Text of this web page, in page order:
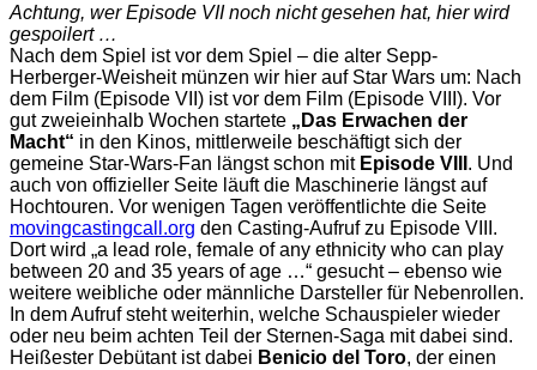
Achtung, wer Episode VII noch nicht gesehen hat, hier wird
gespoilert …
Nach dem Spiel ist vor dem Spiel – die alter Sepp-
Herberger-Weisheit münzen wir hier auf Star Wars um: Nach
dem Film (Episode VII) ist vor dem Film (Episode VIII). Vor
gut zweieinhalb Wochen startete „Das Erwachen der
Macht“ in den Kinos, mittlerweile beschäftigt sich der
gemeine Star-Wars-Fan längst schon mit Episode VIII . Und
auch von offizieller Seite läuft die Maschinerie längst auf
Hochtouren. Vor wenigen Tagen veröffentlichte die Seite
movingcastingcall.org den Casting-Aufruf zu Episode VIII.
Dort wird „a lead role, female of any ethnicity who can play
between 20 and 35 years of age …“ gesucht – ebenso wie
weitere weibliche oder männliche Darsteller für Nebenrollen.
In dem Aufruf steht weiterhin, welche Schauspieler wieder
oder neu beim achten Teil der Sternen-Saga mit dabei sind.
Heißester Debütant ist dabei Benicio del Toro, der einen